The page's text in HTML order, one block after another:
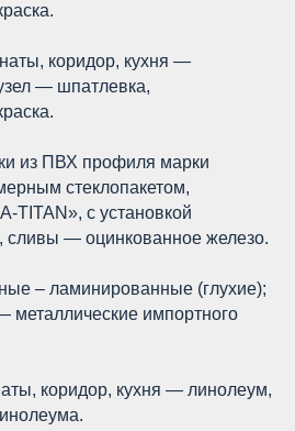
коридор, кухня —
— шпатлевка,
из ПВХ профиля марки
стеклопакетом,
TITAN», с установкой
сливы — оцинкованное железо.
– ламинированные (глухие);
металлические импортного
коридор, кухня — линолеум,